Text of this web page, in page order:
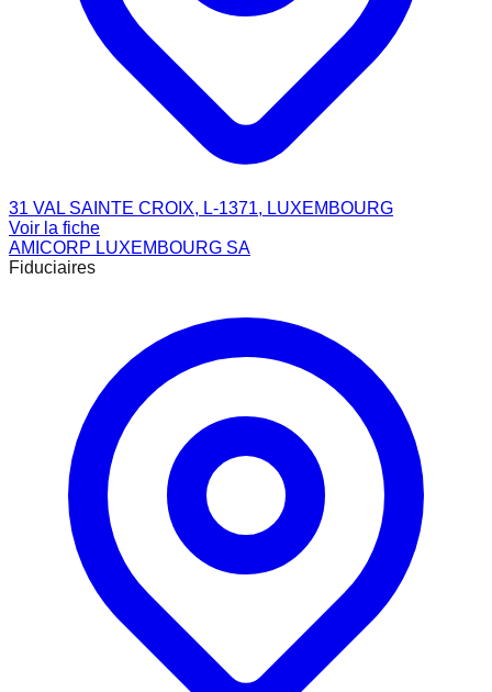
31 VAL SAINTE CROIX, L-1371, LUXEMBOURG
Voir la fiche
AMICORP LUXEMBOURG SA
Fiduciaires